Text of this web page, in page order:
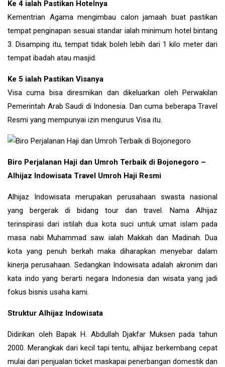
Ke 4 ialah Pastikan Hotelnya
Kementrian Agama mengimbau calon jamaah buat pastikan
tempat penginapan sesuai standar ialah minimum hotel bintang
3. Disamping itu, tempat tidak boleh lebih dari 1 kilo meter dari
tempat ibadah atau masjid.
Ke 5 ialah Pastikan Visanya
Visa cuma bisa diresmikan dan dikeluarkan oleh Perwakilan
Pemerintah Arab Saudi di Indonesia. Dan cuma beberapa Travel
Resmi yang mempunyai izin mengurus Visa itu.
Biro Perjalanan Haji dan Umroh Terbaik di Bojonegoro –
Alhijaz Indowisata Travel Umroh Haji Resmi
Alhijaz Indowisata merupakan perusahaan swasta nasional
yang bergerak di bidang tour dan travel. Nama Alhijaz
terinspirasi dari istilah dua kota suci untuk umat islam pada
masa nabi Muhammad saw. ialah Makkah dan Madinah. Dua
kota yang penuh berkah maka diharapkan menyebar dalam
kinerja perusahaan. Sedangkan Indowisata adalah akronim dari
kata indo yang berarti negara Indonesia dan wisata yang jadi
fokus bisnis usaha kami.
Struktur Alhijaz Indowisata
Didirikan oleh Bapak H. Abdullah Djakfar Muksen pada tahun
2000. Merangkak dari kecil tapi tentu, alhijaz berkembang cepat
mulai dari penjualan ticket maskapai penerbangan domestik dan